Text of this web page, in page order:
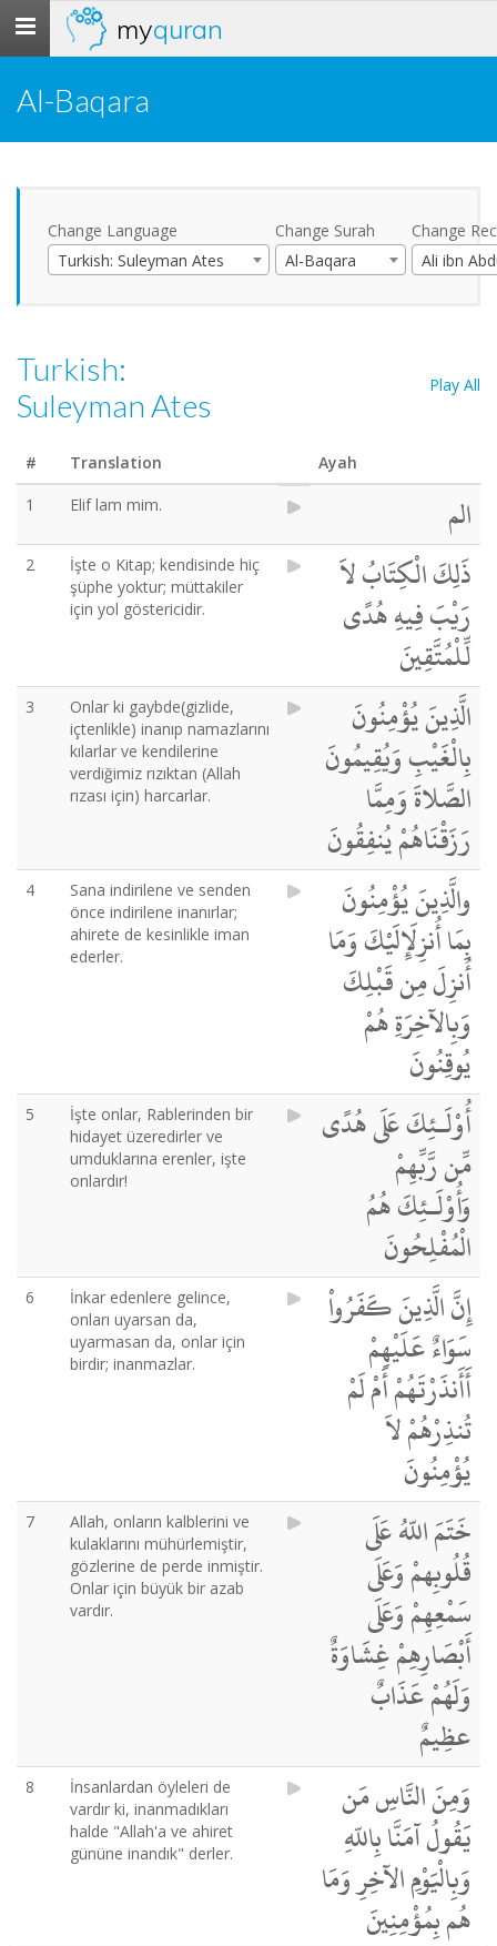
Toggle
navigation
myquran
Al-Baqara
Change Language
Turkish: Suleyman Ates
Change Surah
Al-Baqara
Change
Turkish:
Suleyman Ates
Play All
# Translation
Ayah
1
Elif lam mim. الم
2
İşte o Kitap; kendisinde hiç
şüphe yoktur; müttakiler
için yol göstericidir.
ذَلِكَ الْكِتَابُ لاَ
رَيْبَ فِيهِ هُدًى
لِّلْمُتَّقِينَ
3
Onlar ki gaybde(gizlide,
içtenlikle) inanıp namazlarını
kılarlar ve kendilerine
verdiğimiz rızıktan (Allah
rızası için) harcarlar.
الَّذِينَ يُؤْمِنُونَ
بِالْغَيْبِ وَيُقِيمُونَ
الصَّلاةَ وَمِمَّا
رَزَقْنَاهُمْ يُنفِقُونَ
4
Sana indirilene ve senden
önce indirilene inanırlar;
ahirete de kesinlikle iman
ederler.
والَّذِينَ يُؤْمِنُونَ
بِمَا أُنزِلَإِلَيْكَ وَمَا
أُنزِلَ مِن قَبْلِكَ
وَبِالآخِرَةِ هُمْ
يُوقِنُونَ
5
İşte onlar, Rablerinden bir
hidayet üzeredirler ve
umduklarına erenler, işte
onlardır!
أُوْلَـئِكَ عَلَى هُدًى
مِّن رَّبِّهِمْ
وَأُوْلَـئِكَ هُمُ
الْمُفْلِحُونَ
6
İnkar edenlere gelince,
onları uyarsan da,
uyarmasan da, onlar için
birdir; inanmazlar.
إِنَّ الَّذِينَ كَفَرُواْ
سَوَاءٌ عَلَيْهِمْ
أَأَنذَرْتَهُمْ أَمْ لَمْ
تُنذِرْهُمْ لاَ
يُؤْمِنُونَ
7
Allah, onların kalblerini ve
kulaklarını mühürlemiştir,
gözlerine de perde inmiştir.
Onlar için büyük bir azab
vardır.
خَتَمَ اللّهُ عَلَى
قُلُوبِهمْ وَعَلَى
سَمْعِهِمْ وَعَلَى
أَبْصَارِهِمْ غِشَاوَةٌ
وَلَهُمْ عَذَابٌ
عظِيمٌ
8
İnsanlardan öyleleri de
vardır ki, inanmadıkları
halde "Allah'a ve ahiret
gününe inandık" derler.
وَمِنَ النَّاسِ مَن
يَقُولُ آمَنَّا بِاللّهِ
وَبِالْيَوْمِ الآخِرِ وَمَا
هُم بِمُؤْمِنِينَ